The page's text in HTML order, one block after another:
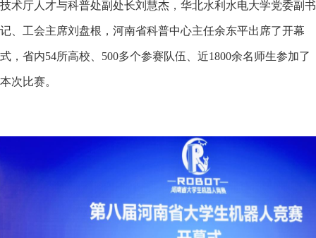
技术厅人才与科普处副处长刘慧杰，华北水利水电大学党委副书
记、工会主席刘盘根，河南省科普中心主任余东平出席了开幕
式，省内54所高校、500多个参赛队伍、近1800余名师生参加了
本次比赛。